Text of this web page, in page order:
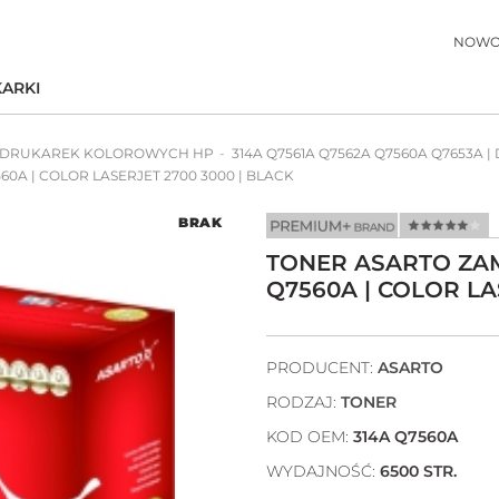
KOLOROWYCH HP
314A Q7561A Q7562A Q7560A Q7653A
| COLOR LASERJET 2700 3000 | BLACK
BRAK
TONER ASARTO
Q7560A | COLOR
PRODUCENT: ASARTO
RODZAJ: TONER
KOD OEM: 314A Q7560A
WYDAJNOŚĆ: 6500 STR.